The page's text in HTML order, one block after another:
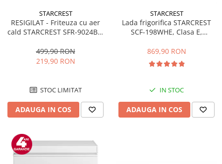
STARCREST
RESIGILAT - Friteuza cu aer
cald STARCREST SFR-9024BK,
Termostat 80 - 200 °C, 12
programe, Negru
499,90 RON
219,90 RON
STOC LIMITAT
ADAUGA IN COS
STARCREST
Lada frigorifica STARCREST
SCF-198WHE, Clasa E,
convertibil - functie frigider,
Termostat reglabil, Alb
869,90 RON
IN STOC
ADAUGA IN COS